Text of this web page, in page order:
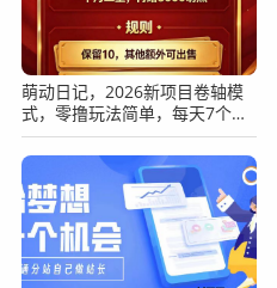
萌动日记，2026新项目卷轴模
式，零撸玩法简单，每天7个广
告。